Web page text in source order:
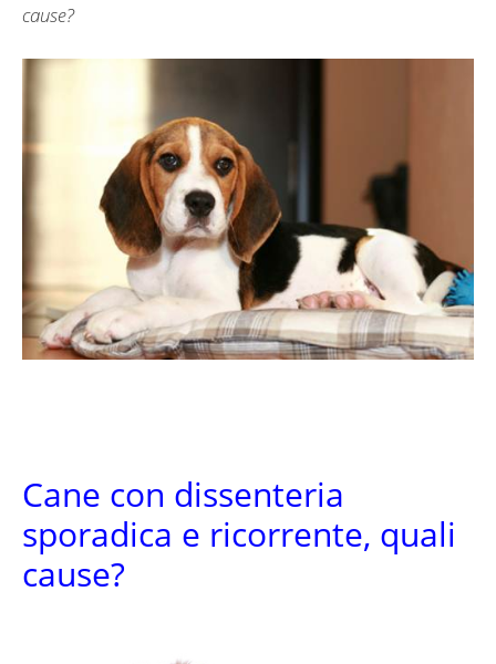
cause?
Cane con dissenteria
sporadica e ricorrente, quali
cause?